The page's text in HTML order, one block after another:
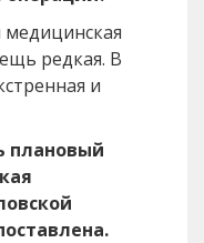
редкая. В
и
плановый